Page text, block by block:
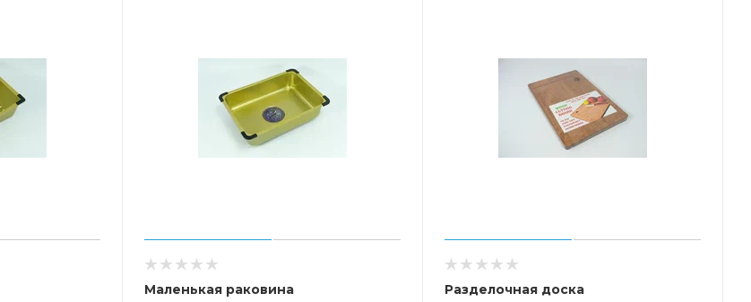
Маленькая раковина Разделочная доска